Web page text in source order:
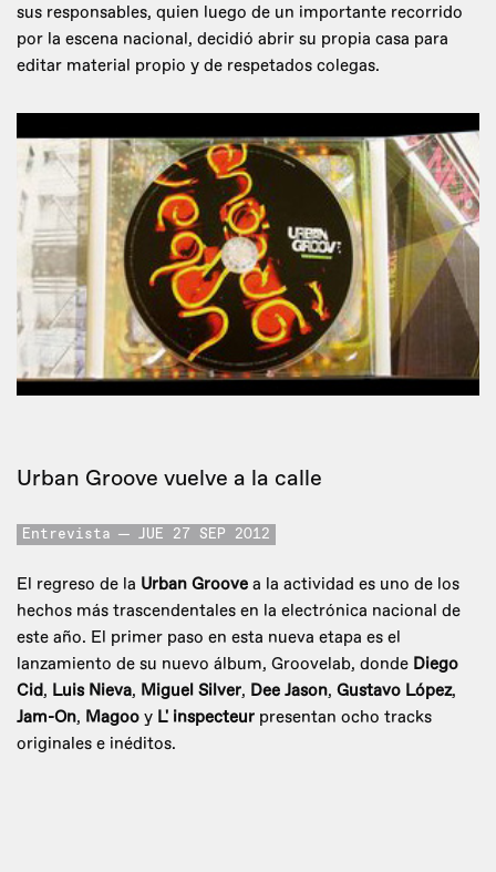
sus responsables, quien luego de un importante recorrido
por la escena nacional, decidió abrir su propia casa para
editar material propio y de respetados colegas.
Urban Groove vuelve a la calle
Entrevista JUE 27 SEP 2012
El regreso de la Urban Groove a la actividad es uno de los
hechos más trascendentales en la electrónica nacional de
este año. El primer paso en esta nueva etapa es el
lanzamiento de su nuevo álbum, Groovelab, donde Diego
Cid, Luis Nieva, Miguel Silver, Dee Jason, Gustavo López,
Jam-On, Magoo y L' inspecteur presentan ocho tracks
originales e inéditos.